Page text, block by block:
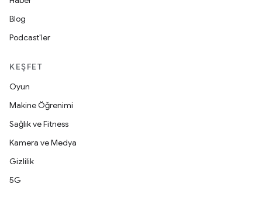
Blog
Podcast'ler
KEŞFET
Oyun
Makine Öğrenimi
Sağlık ve Fitness
Kamera ve Medya
Gizlilik
5G